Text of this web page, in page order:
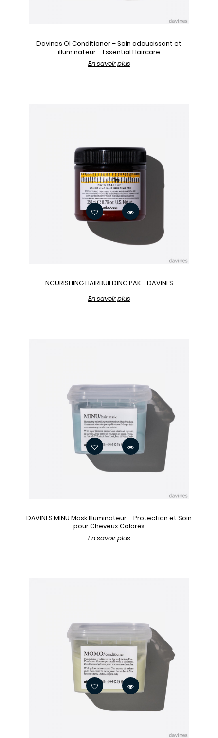
Davines OI Conditioner – Soin adoucissant et
illuminateur – Essential Haircare
En savoir plus
NOURISHING HAIRBUILDING PAK - DAVINES
En savoir plus
DAVINES MINU Mask Illuminateur – Protection et Soin
pour Cheveux Colorés
En savoir plus